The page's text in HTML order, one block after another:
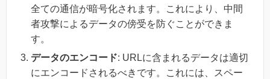
全ての通信が暗号化されます。これにより、中間
者攻撃によるデータの傍受を防ぐことができま
す。
データのエンコード: URLに含まれるデータは適切
にエンコードされるべきです。これには、スペー